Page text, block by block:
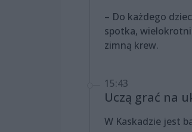
– Do każdego
spotka,
zimną krew.
15:43
Uczą grać na
W Kaskadzie jest